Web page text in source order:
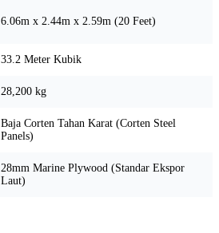
6.06m x 2.44m x 2.59m (20 Feet)
33.2 Meter Kubik
28,200 kg
Baja Corten Tahan Karat (Corten Steel
Panels)
28mm Marine Plywood (Standar Ekspor
Laut)